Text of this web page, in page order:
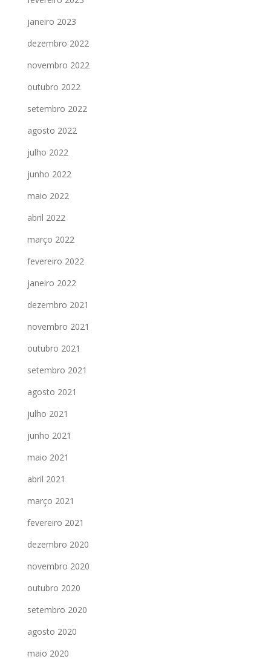
janeiro 2023
dezembro 2022
novembro 2022
outubro 2022
setembro 2022
agosto 2022
julho 2022
junho 2022
maio 2022
abril 2022
março 2022
fevereiro 2022
janeiro 2022
dezembro 2021
novembro 2021
outubro 2021
setembro 2021
agosto 2021
julho 2021
junho 2021
maio 2021
abril 2021
março 2021
fevereiro 2021
dezembro 2020
novembro 2020
outubro 2020
setembro 2020
agosto 2020
maio 2020